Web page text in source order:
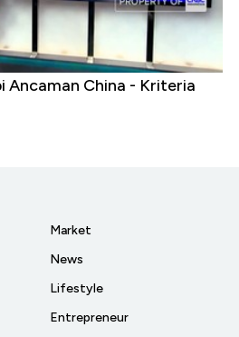
Ancaman China - Kriteria
Market
News
Lifestyle
Entrepreneur